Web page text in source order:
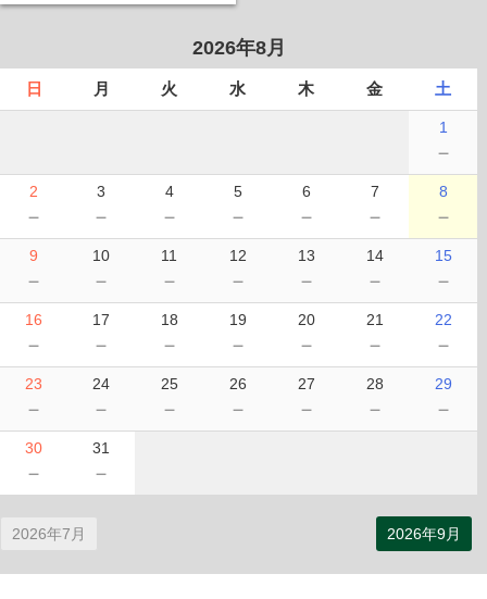
2026年8月
日 月 火 水 木 金 土
1
－
2
－
3
－
4
－
5
－
6
－
7
－
8
－
9
－
10
－
11
－
12
－
13
－
14
－
15
－
16
－
17
－
18
－
19
－
20
－
21
－
22
－
23
－
24
－
25
－
26
－
27
－
28
－
29
－
30
－
31
－
2026年7月 2026年9月